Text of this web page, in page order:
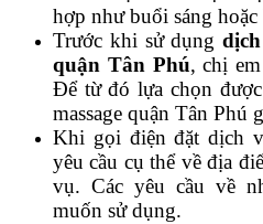
hợp như buổi sáng
Trước khi sử dụng
quận Tân Phú, chị
Để từ đó lựa chọn
massage quận Tân Phú
Khi gọi điện đặt dịch
yêu cầu cụ thể về địa
vụ. Các yêu cầu về
muốn sử dụng.